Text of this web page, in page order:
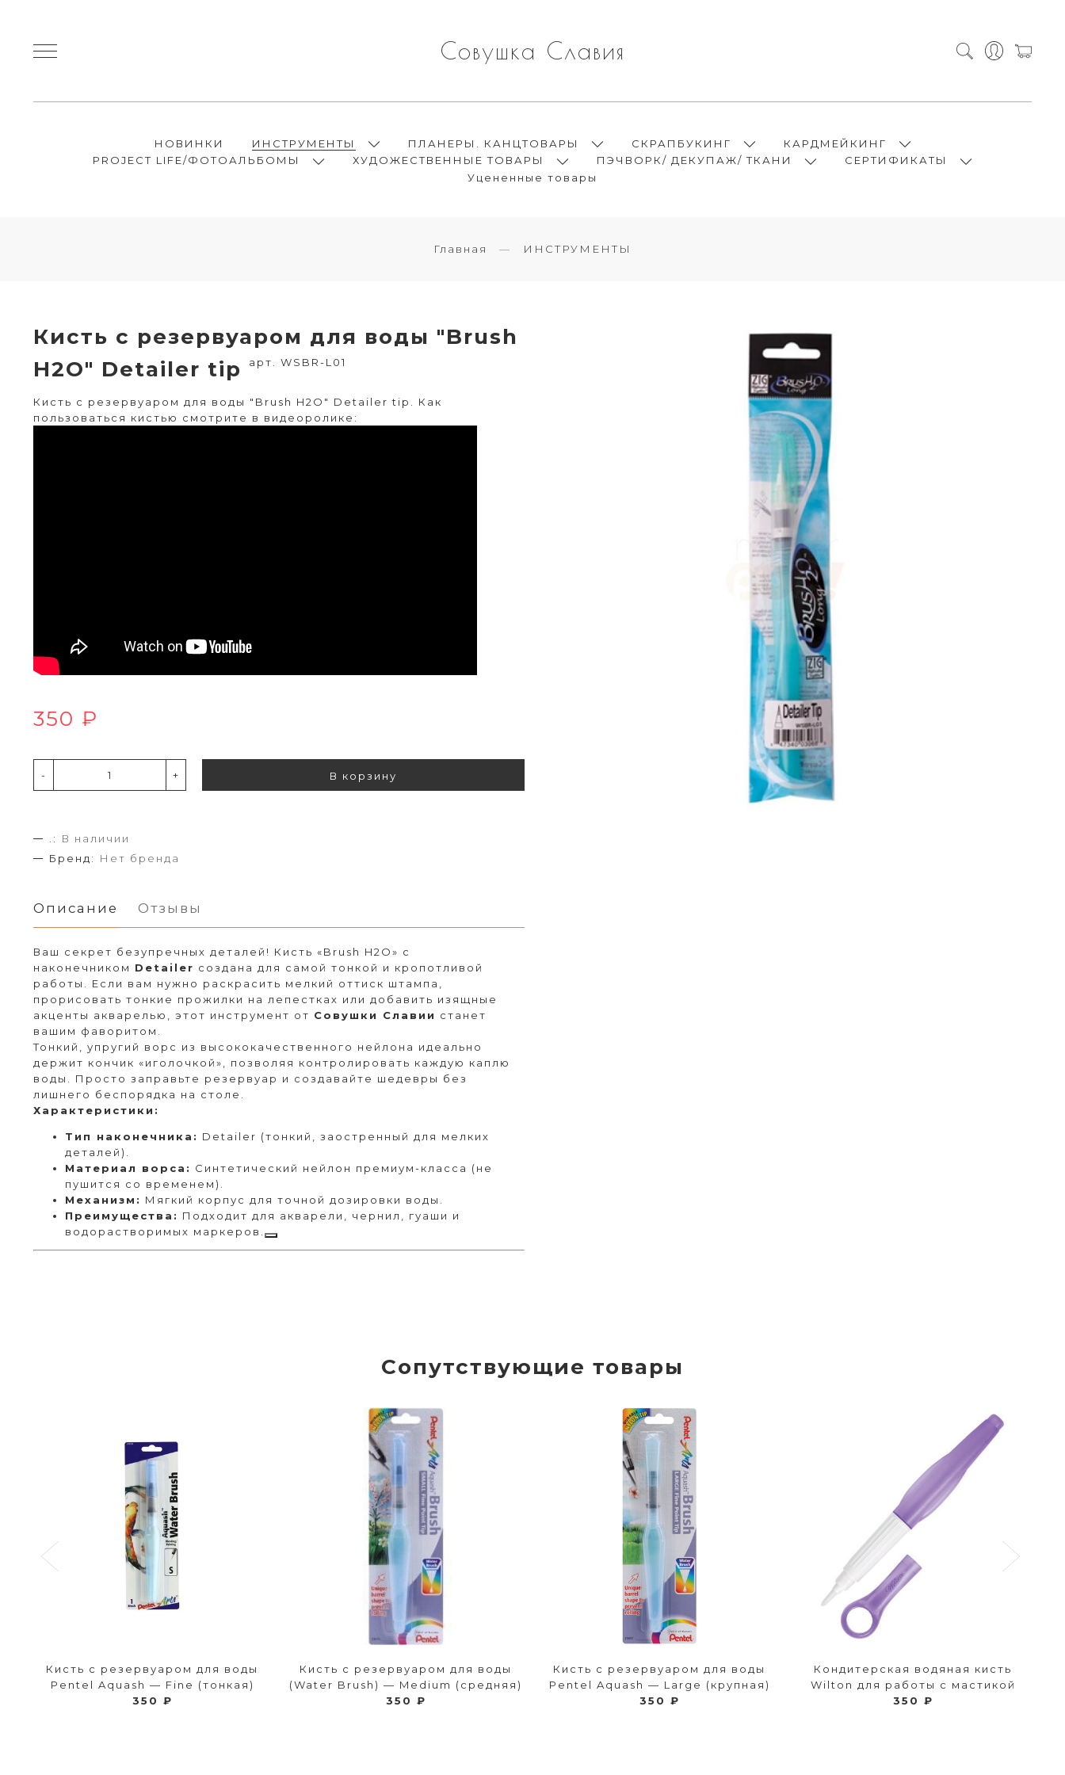
Совушка Славия
НОВИНКИ ИНСТРУМЕНТЫ ПЛАНЕРЫ. КАНЦТОВАРЫ СКРАПБУКИНГ
КАРДМЕЙКИНГ
PROJECT LIFE/ФОТОАЛЬБОМЫ
ХУДОЖЕСТВЕННЫЕ ТОВАРЫ ПЭЧВОРК/ ДЕКУПАЖ/ ТКАНИ
СЕРТИФИКАТЫ
Уцененные товары
Главная ИНСТРУМЕНТЫ
Кисть с резервуаром для воды "Brush
H2O" Detailer tip
арт. WSBR-L01
Кисть с резервуаром для воды "Brush H2O" Detailer tip. Как
пользоваться кистью смотрите в видеоролике:
350 ₽
- + В корзину
.:
В наличии
Бренд:
Нет бренда
Описание Отзывы
Ваш секрет безупречных деталей! Кисть «Brush H2O» с
наконечником Detailer создана для самой тонкой и кропотливой
работы. Если вам нужно раскрасить мелкий оттиск штампа,
прорисовать тонкие прожилки на лепестках или добавить изящные
акценты акварелью, этот инструмент от Совушки Славии станет
вашим фаворитом.
Тонкий, упругий ворс из высококачественного нейлона идеально
держит кончик «иголочкой», позволяя контролировать каждую каплю
воды. Просто заправьте резервуар и создавайте шедевры без
лишнего беспорядка на столе.
Характеристики:
Тип наконечника: Detailer (тонкий, заостренный для мелких
деталей).
Материал ворса: Синтетический нейлон премиум-класса (не
пушится со временем).
Механизм: Мягкий корпус для точной дозировки воды.
Преимущества: Подходит для акварели, чернил, гуаши и
водорастворимых маркеров.
Сопутствующие товары
Кисть с резервуаром для воды
Pentel Aquash — Fine (тонкая)
350 ₽
Кисть с резервуаром для воды
(Water Brush) — Medium (средняя)
350 ₽
Кисть с резервуаром для воды
Pentel Aquash — Large (крупная)
350 ₽
Кондитерская водяная кисть
Wilton для работы с мастикой
350 ₽